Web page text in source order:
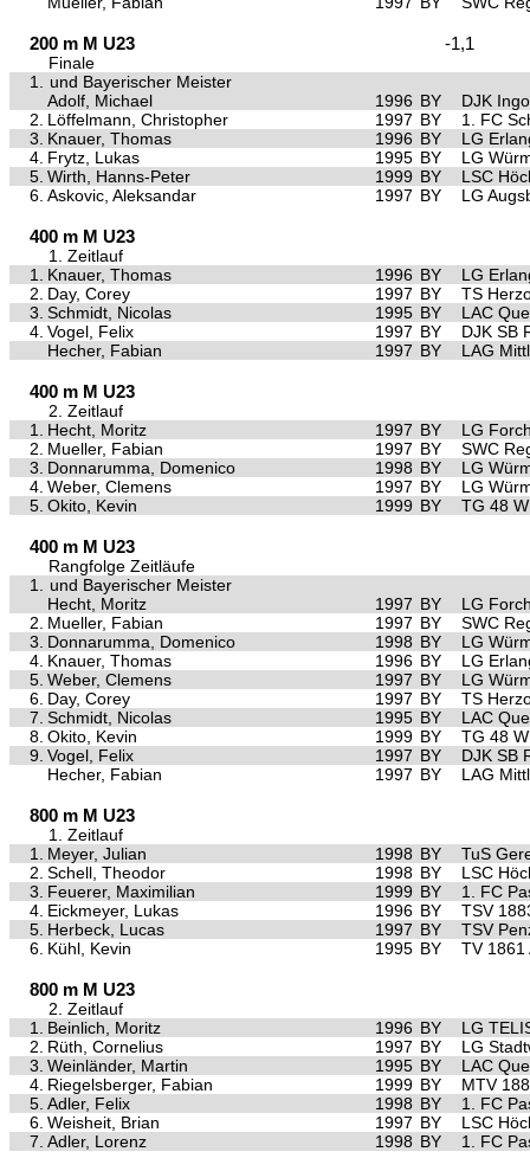
200 m M U23 -1,1
Finale
1.
und Bayerischer Meister
Adolf, Michael
1996 BY
DJK
2. Löffelmann, Christopher 1997 BY
1. FC
3. Knauer, Thomas 1996 BY
LG
4. Frytz, Lukas 1995 BY
LG
5. Wirth, Hanns-Peter 1999 BY
LSC
6. Askovic, Aleksandar 1997 BY LG
400 m M U23
1. Zeitlauf
1.
Knauer, Thomas 1996 BY
LG
2. Day, Corey 1997 BY
TS
3. Schmidt, Nicolas 1995 BY
LAC
4. Vogel, Felix 1997 BY
DJK SB
Hecher, Fabian
1997 BY LAG
400 m M U23
2. Zeitlauf
1.
Hecht, Moritz 1997 BY
LG
2. Mueller, Fabian 1997 BY
SWC
3. Donnarumma, Domenico 1998 BY
LG
4. Weber, Clemens 1997 BY
LG
5. Okito, Kevin 1999 BY TG 48
400 m M U23
Rangfolge Zeitläufe
1.
und Bayerischer Meister
Hecht, Moritz
1997 BY
LG
2. Mueller, Fabian 1997 BY
SWC
3. Donnarumma, Domenico 1998 BY
LG
4. Knauer, Thomas 1996 BY
LG
5. Weber, Clemens 1997 BY
LG
6. Day, Corey 1997 BY
TS
7. Schmidt, Nicolas 1995 BY
LAC
8. Okito, Kevin 1999 BY
TG 48
9. Vogel, Felix 1997 BY
DJK SB
Hecher, Fabian
1997 BY LAG
800 m M U23
1. Zeitlauf
1.
Meyer, Julian 1998 BY
TuS
2. Schell, Theodor 1998 BY
LSC
3. Feuerer, Maximilian 1999 BY
1. FC
4. Eickmeyer, Lukas 1996 BY
TSV
5. Herbeck, Lucas 1997 BY
TSV
6. Kühl, Kevin 1995 BY TV 1861
800 m M U23
2. Zeitlauf
1.
Beinlich, Moritz 1996 BY
LG
2. Rüth, Cornelius 1997 BY
LG
3. Weinländer, Martin 1995 BY
LAC
4. Riegelsberger, Fabian 1999 BY
MTV
5. Adler, Felix 1998 BY
1. FC
6. Weisheit, Brian 1997 BY
LSC
7. Adler, Lorenz 1998 BY 1. FC